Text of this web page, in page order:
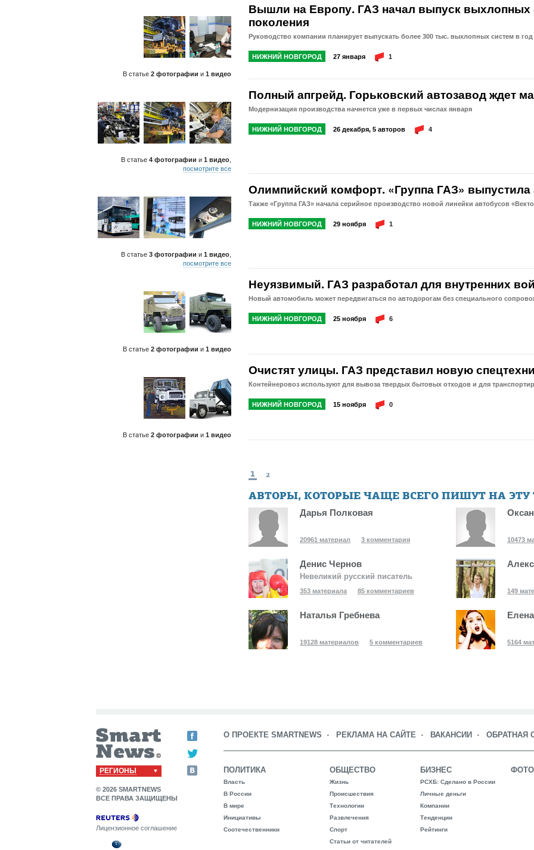
В статье 2 фотографии и 1 видео
Вышли на Европу. ГАЗ начал выпуск выхлопных
поколения
Руководство компании планирует выпускать более 300 тыс. выхлопных систем в год
НИЖНИЙ НОВГОРОД 27 января 1
В статье 4 фотографии и 1 видео
посмотрите все
Полный апгрейд. Горьковский автозавод ждет
Модернизация производства начнется уже в первых числах января
НИЖНИЙ НОВГОРОД 26 декабря, 5 авторов 4
В статье 3 фотографии и 1 видео
посмотрите все
Олимпийский комфорт. «Группа ГАЗ»
Также «Группа ГАЗ» начала серийное производство новой линейки автобусов
НИЖНИЙ НОВГОРОД 29 ноября 1
В статье 2 фотографии и 1 видео
Неуязвимый. ГАЗ разработал для внутренних
Новый автомобиль может передвигаться по автодорогам без специального
НИЖНИЙ НОВГОРОД 25 ноября 6
В статье 2 фотографии и 1 видео
Очистят улицы. ГАЗ представил новую
Контейнеровоз используют для вывоза твердых бытовых отходов и для
НИЖНИЙ НОВГОРОД 15 ноября 0
1 2
АВТОРЫ, КОТОРЫЕ ЧАЩЕ ВСЕГО ПИШУТ НА
Дарья Полковая
20961 материал 3 комментария
Денис Чернов
Невеликий русский писатель
353 материала 85 комментариев
Наталья Гребнева
19128 материалов 5 комментариев
10473
149
5164
РЕГИОНЫ
© 2026 SMARTNEWS
ВСЕ ПРАВА ЗАЩИЩЕНЫ
Лицензионное соглашение
О ПРОЕКТЕ SMARTNEWS РЕКЛАМА НА САЙТЕ ВАКАНСИИ ОБРАТНАЯ
ПОЛИТИКА
Власть
В России
В мире
Инициативы
Соотечественники
ОБЩЕСТВО
Жизнь
Происшествия
Технологии
Развлечения
Спорт
Статьи от читателей
БИЗНЕС
РСХБ: Сделано в России
Личные деньги
Компании
Тенденции
Рейтинги